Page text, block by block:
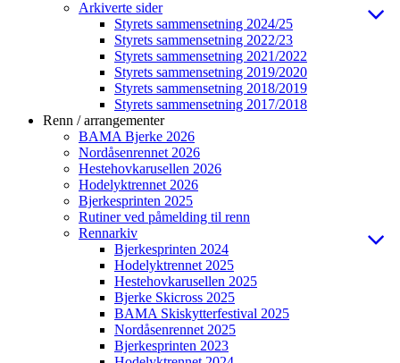
Arkiverte sider
Styrets sammensetning 2024/25
Styrets sammensetning 2022/23
Styrets sammensetning 2021/2022
Styrets sammensetning 2019/2020
Styrets sammensetning 2018/2019
Styrets sammensetning 2017/2018
Renn / arrangementer
BAMA Bjerke 2026
Nordåsenrennet 2026
Hestehovkarusellen 2026
Hodelyktrennet 2026
Bjerkesprinten 2025
Rutiner ved påmelding til renn
Rennarkiv
Bjerkesprinten 2024
Hodelyktrennet 2025
Hestehovkarusellen 2025
Bjerke Skicross 2025
BAMA Skiskytterfestival 2025
Nordåsenrennet 2025
Bjerkesprinten 2023